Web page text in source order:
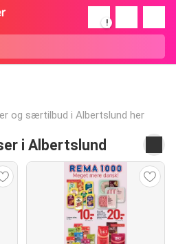
!
og særtilbud i Albertslund her
i Albertslund